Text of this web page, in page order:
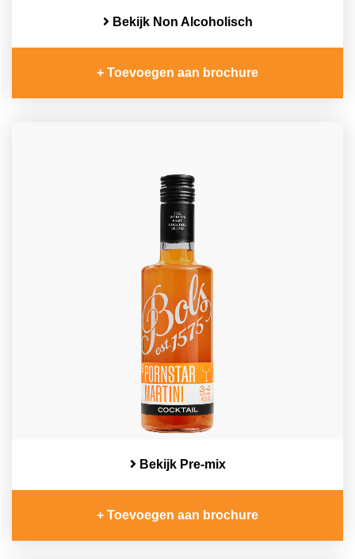
Bekijk Non Alcoholisch
+ Toevoegen aan brochure
Bekijk Pre-mix
+ Toevoegen aan brochure